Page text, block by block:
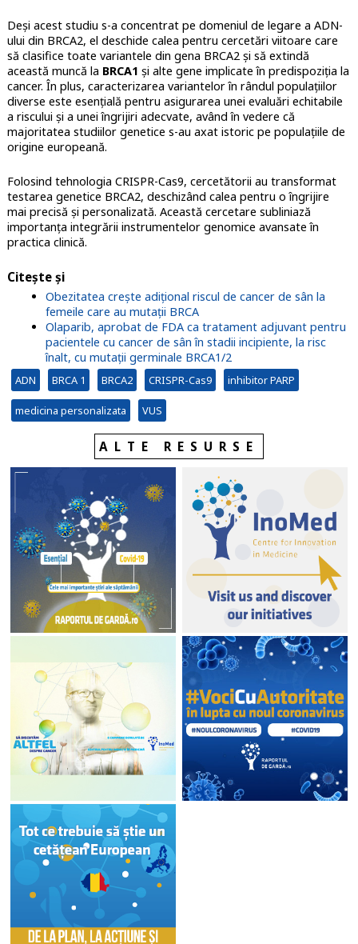
Deși acest studiu s-a concentrat pe domeniul de legare a ADN-
ului din BRCA2, el deschide calea pentru cercetări viitoare care
să clasifice toate variantele din gena BRCA2 și să extindă
această muncă la BRCA1 și alte gene implicate în predispoziția la
cancer. În plus, caracterizarea variantelor în rândul populațiilor
diverse este esențială pentru asigurarea unei evaluări echitabile
a riscului și a unei îngrijiri adecvate, având în vedere că
majoritatea studiilor genetice s-au axat istoric pe populațiile de
origine europeană.
Folosind tehnologia CRISPR-Cas9, cercetătorii au transformat
testarea genetice BRCA2, deschizând calea pentru o îngrijire
mai precisă și personalizată. Această cercetare subliniază
importanța integrării instrumentelor genomice avansate în
practica clinică.
Citește și
Obezitatea crește adițional riscul de cancer de sân la
femeile care au mutații BRCA
Olaparib, aprobat de FDA ca tratament adjuvant pentru
pacientele cu cancer de sân în stadii incipiente, la risc
înalt, cu mutații germinale BRCA1/2
ADN BRCA 1 BRCA2 CRISPR-Cas9 inhibitor PARP
medicina personalizata VUS
ALTE RESURSE